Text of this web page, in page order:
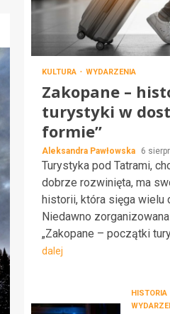
KULTURA WYDARZENIA
Zakopane –
turystyki w
formie”
Aleksandra Pawłowska 6
Turystyka pod Tatrami,
dobrze rozwinięta, ma
historii, która sięga wielu
Niedawno
„Zakopane – początki
dalej
HISTORIA